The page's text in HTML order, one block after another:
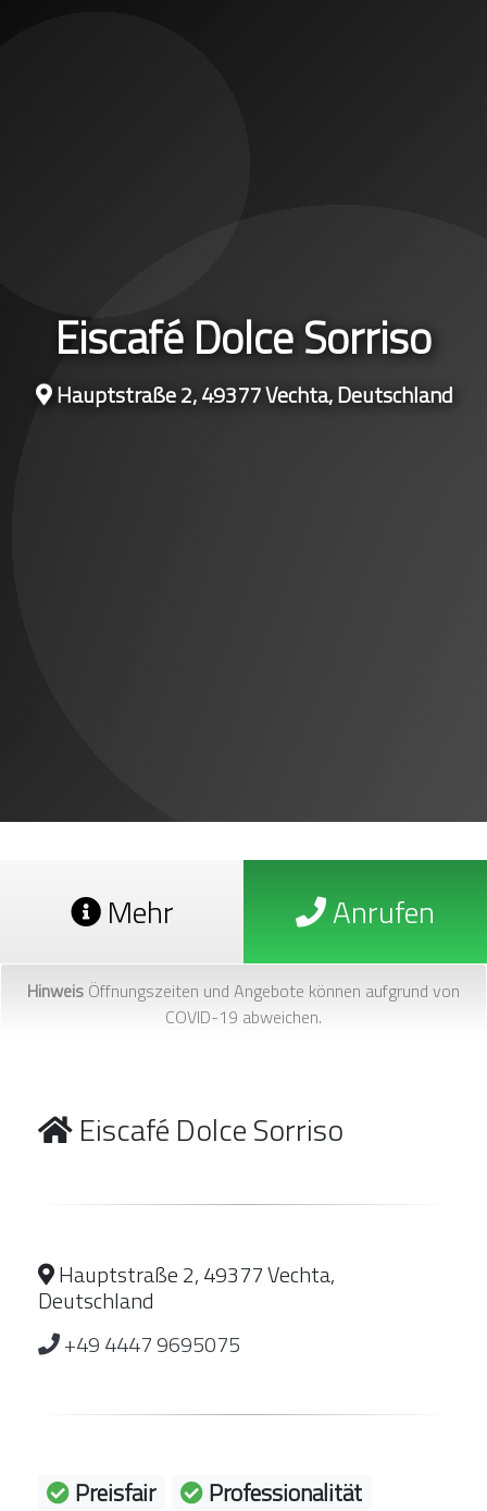
Eiscafé Dolce Sorriso
Hauptstraße 2, 49377 Vechta, Deutschland
Mehr Anrufen
Hinweis Öffnungszeiten und Angebote können aufgrund von
COVID-19 abweichen.
Eiscafé Dolce Sorriso
Hauptstraße 2, 49377 Vechta,
Deutschland
+49 4447 9695075
Preisfair
Professionalität